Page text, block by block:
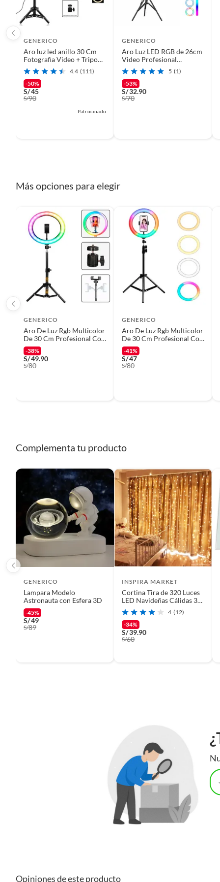
Tipo accesorio de fotografía
Modelo Aro luz
Detalle de la Condición
Color
GENERICO
Aro luz led anillo 30 Cm
Fotografia Video + Tripode
2.1 Metros
4.4 (111)
-50%
S/45
S/90
Patrocinado
GENERICO
Aro Luz LED RGB de 26cm
Video Profesional
streaming + Trípode
5 (1)
-53%
S/32.90
S/70
Más opciones para elegir
GENERICO
Aro De Luz Rgb Multicolor
De 30 Cm Profesional Con
Tripode 2.10 m
-38%
S/49.90
S/80
GENERICO
Aro De Luz Rgb Multicolor
De 30 Cm Profesional Con
Tripode 2.10 m
-41%
S/47
S/80
Complementa tu producto
GENERICO
Lampara Modelo
Astronauta con Esfera 3D
-45%
S/49
S/89
INSPIRA MARKET
Cortina Tira de 320 Luces
LED Navideñas Cálidas 3m
x 3m-
4 (12)
-34%
S/39.90
S/60
Opiniones de este producto